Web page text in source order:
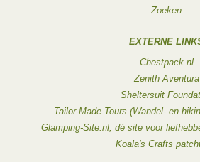
Zoeken
EXTERNE
Chestpack.nl
Zenith Aventura
Sheltersuit
Tailor-Made Tours (Wandel- en
Glamping-Site.nl, dé site voor
Koala's Crafts